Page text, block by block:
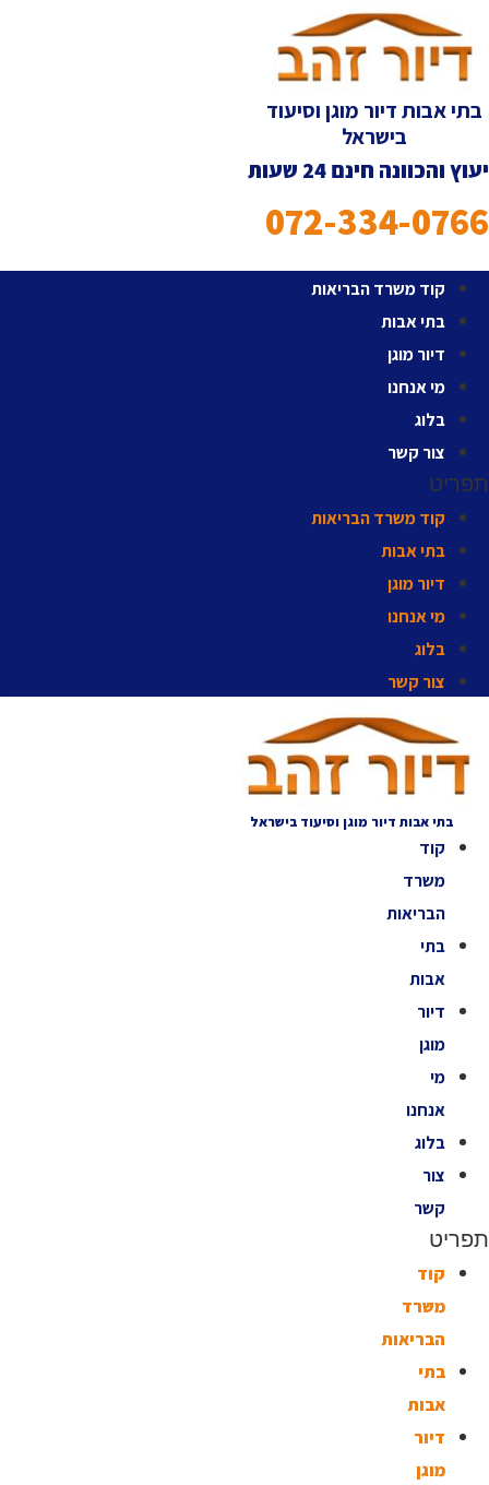
לתוכן
בתי אבות דיור מוגן וסיעוד
בישראל
יעוץ והכוונה חינם 24 שעות
072-334-0766
קוד משרד הבריאות
בתי אבות
דיור מוגן
מי אנחנו
בלוג
צור קשר
תפריט
קוד משרד הבריאות
בתי אבות
דיור מוגן
מי אנחנו
בלוג
צור קשר
בתי אבות דיור מוגן וסיעוד בישראל
קוד
משרד
הבריאות
בתי
אבות
דיור
מוגן
מי
אנחנו
בלוג
צור
קשר
תפריט
קוד
משרד
הבריאות
בתי
אבות
דיור
מוגן